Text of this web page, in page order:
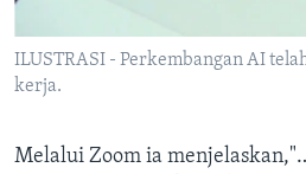
ILUSTRASI - Perkembangan AI
kerja.
Melalui Zoom ia